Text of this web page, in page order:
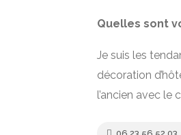
Quelles sont
Je suis les
décoration
l’ancien avec le